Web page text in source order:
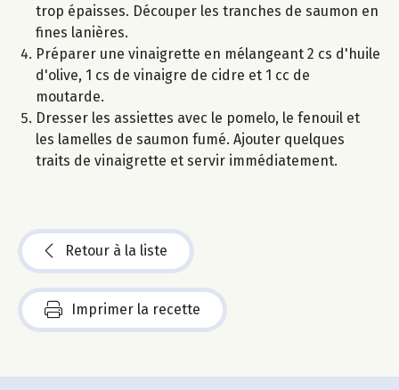
trop épaisses. Découper les tranches de saumon en
fines lanières.
Préparer une vinaigrette en mélangeant 2 cs d'huile
d'olive, 1 cs de vinaigre de cidre et 1 cc de
moutarde.
Dresser les assiettes avec le pomelo, le fenouil et
les lamelles de saumon fumé. Ajouter quelques
traits de vinaigrette et servir immédiatement.
Retour à la liste
Imprimer la recette